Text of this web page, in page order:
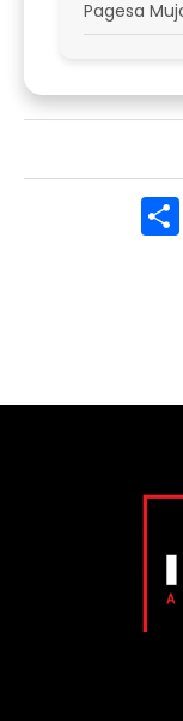
Pagesa